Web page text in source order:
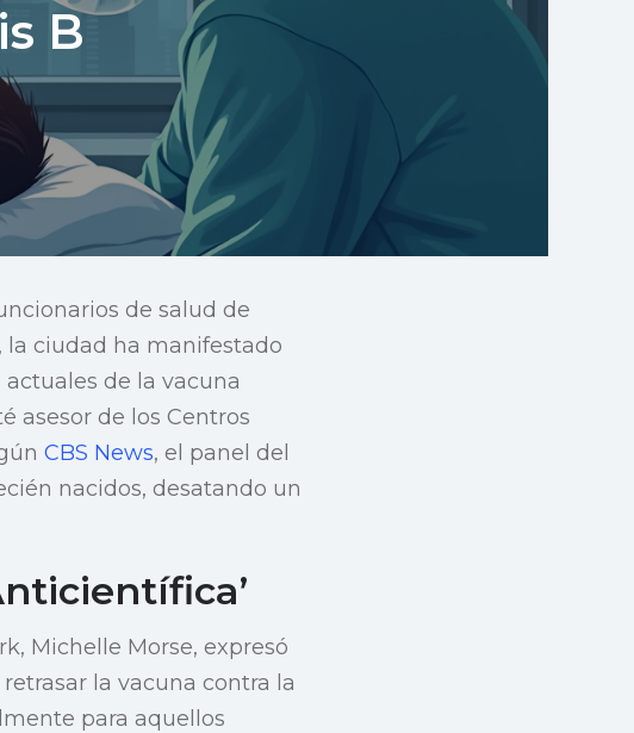
B
de salud de
la ciudad ha manifestado
de la vacuna
asesor de los Centros
CBS News, el panel del
nacidos, desatando un
Michelle Morse, expresó
la vacuna contra la
para aquellos